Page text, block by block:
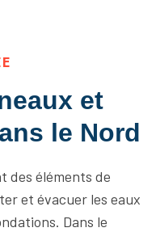
et
le Nord
des éléments de
et évacuer les eaux
Dans le